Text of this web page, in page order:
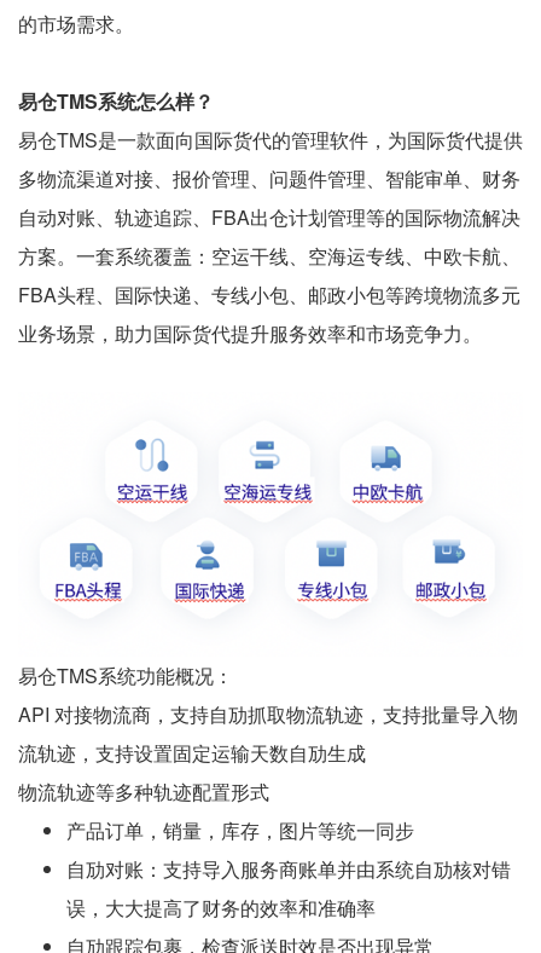
的市场需求。
易仓TMS系统怎么样？
易仓TMS是一款面向国际货代的管理软件，为国际货代提供
多物流渠道对接、报价管理、问题件管理、智能审单、财务
自动对账、轨迹追踪、FBA出仓计划管理等的国际物流解决
方案。一套系统覆盖：空运干线、空海运专线、中欧卡航、
FBA头程、国际快递、专线小包、邮政小包等跨境物流多元
业务场景，助力国际货代提升服务效率和市场竞争力。
易仓TMS系统功能概况：
API 对接物流商，支持自劢抓取物流轨迹，支持批量导入物
流轨迹，支持设置固定运输天数自劢生成
物流轨迹等多种轨迹配置形式
产品订单，销量，库存，图片等统一同步
自劢对账：支持导入服务商账单并由系统自劢核对错
误，大大提高了财务的效率和准确率
自劢跟踪包裹，检查派送时效是否出现异常